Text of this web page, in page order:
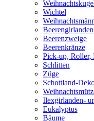
Wichtel
Beerengirlanden
Beerenzweige
Beerenkränze
Pick-up, Roller,
Schlitten
Züge
Schottland-
Ilexgirlanden-
Eukalyptus
Bäume